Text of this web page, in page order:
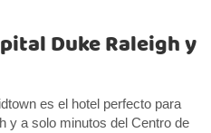
Duke Raleigh y
es el hotel perfecto para
y a solo minutos del Centro de